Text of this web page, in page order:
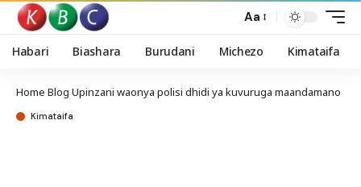
Aa
Habari Biashara Burudani Michezo Kimataifa
Home Blog Upinzani waonya polisi dhidi ya kuvuruga maandamano
Kimataifa